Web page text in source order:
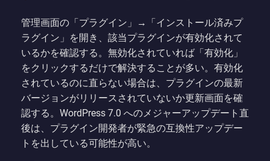
管理画面の「プラグイン」→「インストール済みプ
ラグイン」を開き、該当プラグインが有効化されて
いるかを確認する。無効化されていれば「有効化」
をクリックするだけで解決することが多い。有効化
されているのに直らない場合は、プラグインの最新
バージョンがリリースされていないか更新画面を確
認する。WordPress 7.0 へのメジャーアップデート直
後は、プラグイン開発者が緊急の互換性アップデー
トを出している可能性が高い。